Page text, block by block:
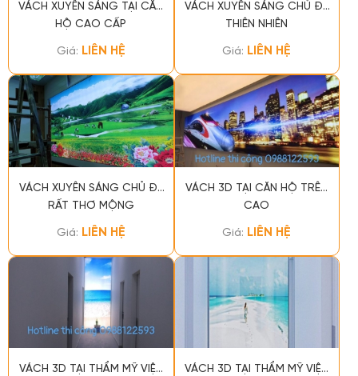
VÁCH XUYÊN SÁNG TẠI CĂN
HỘ CAO CẤP
Giá: LIÊN HỆ
VÁCH XUYÊN SÁNG CHỦ ĐỀ
THIÊN NHIÊN
Giá: LIÊN HỆ
VÁCH XUYÊN SÁNG CHỦ ĐỀ
RẤT THƠ MỘNG
Giá: LIÊN HỆ
VÁCH 3D TẠI CĂN HỘ TRÊN
CAO
Giá: LIÊN HỆ
VÁCH 3D TẠI THẨM MỸ VIỆN
VÁCH 3D TẠI THẨM MỸ VIỆN